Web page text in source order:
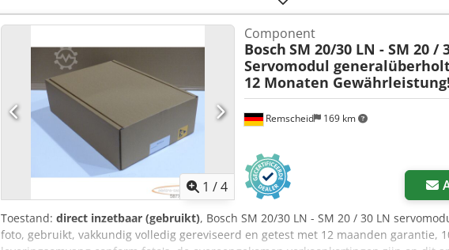
1 /4
Remscheid 169 km
Component
Bosch SM 20/30 LN - SM 20 /
Servomodul
12 Monaten Gewährleistung!
Toestand: direct inzetbaar (gebruikt), Bosch SM 20/30 LN - SM 20 / 30 LN
foto, gebruikt, vakkundig volledig gereviseerd en getest met 12 maanden garantie,